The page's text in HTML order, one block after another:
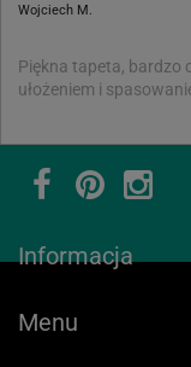
Wojciech M.
Piękna tapeta, bardzo
ułożeniem i
Informacja
Menu